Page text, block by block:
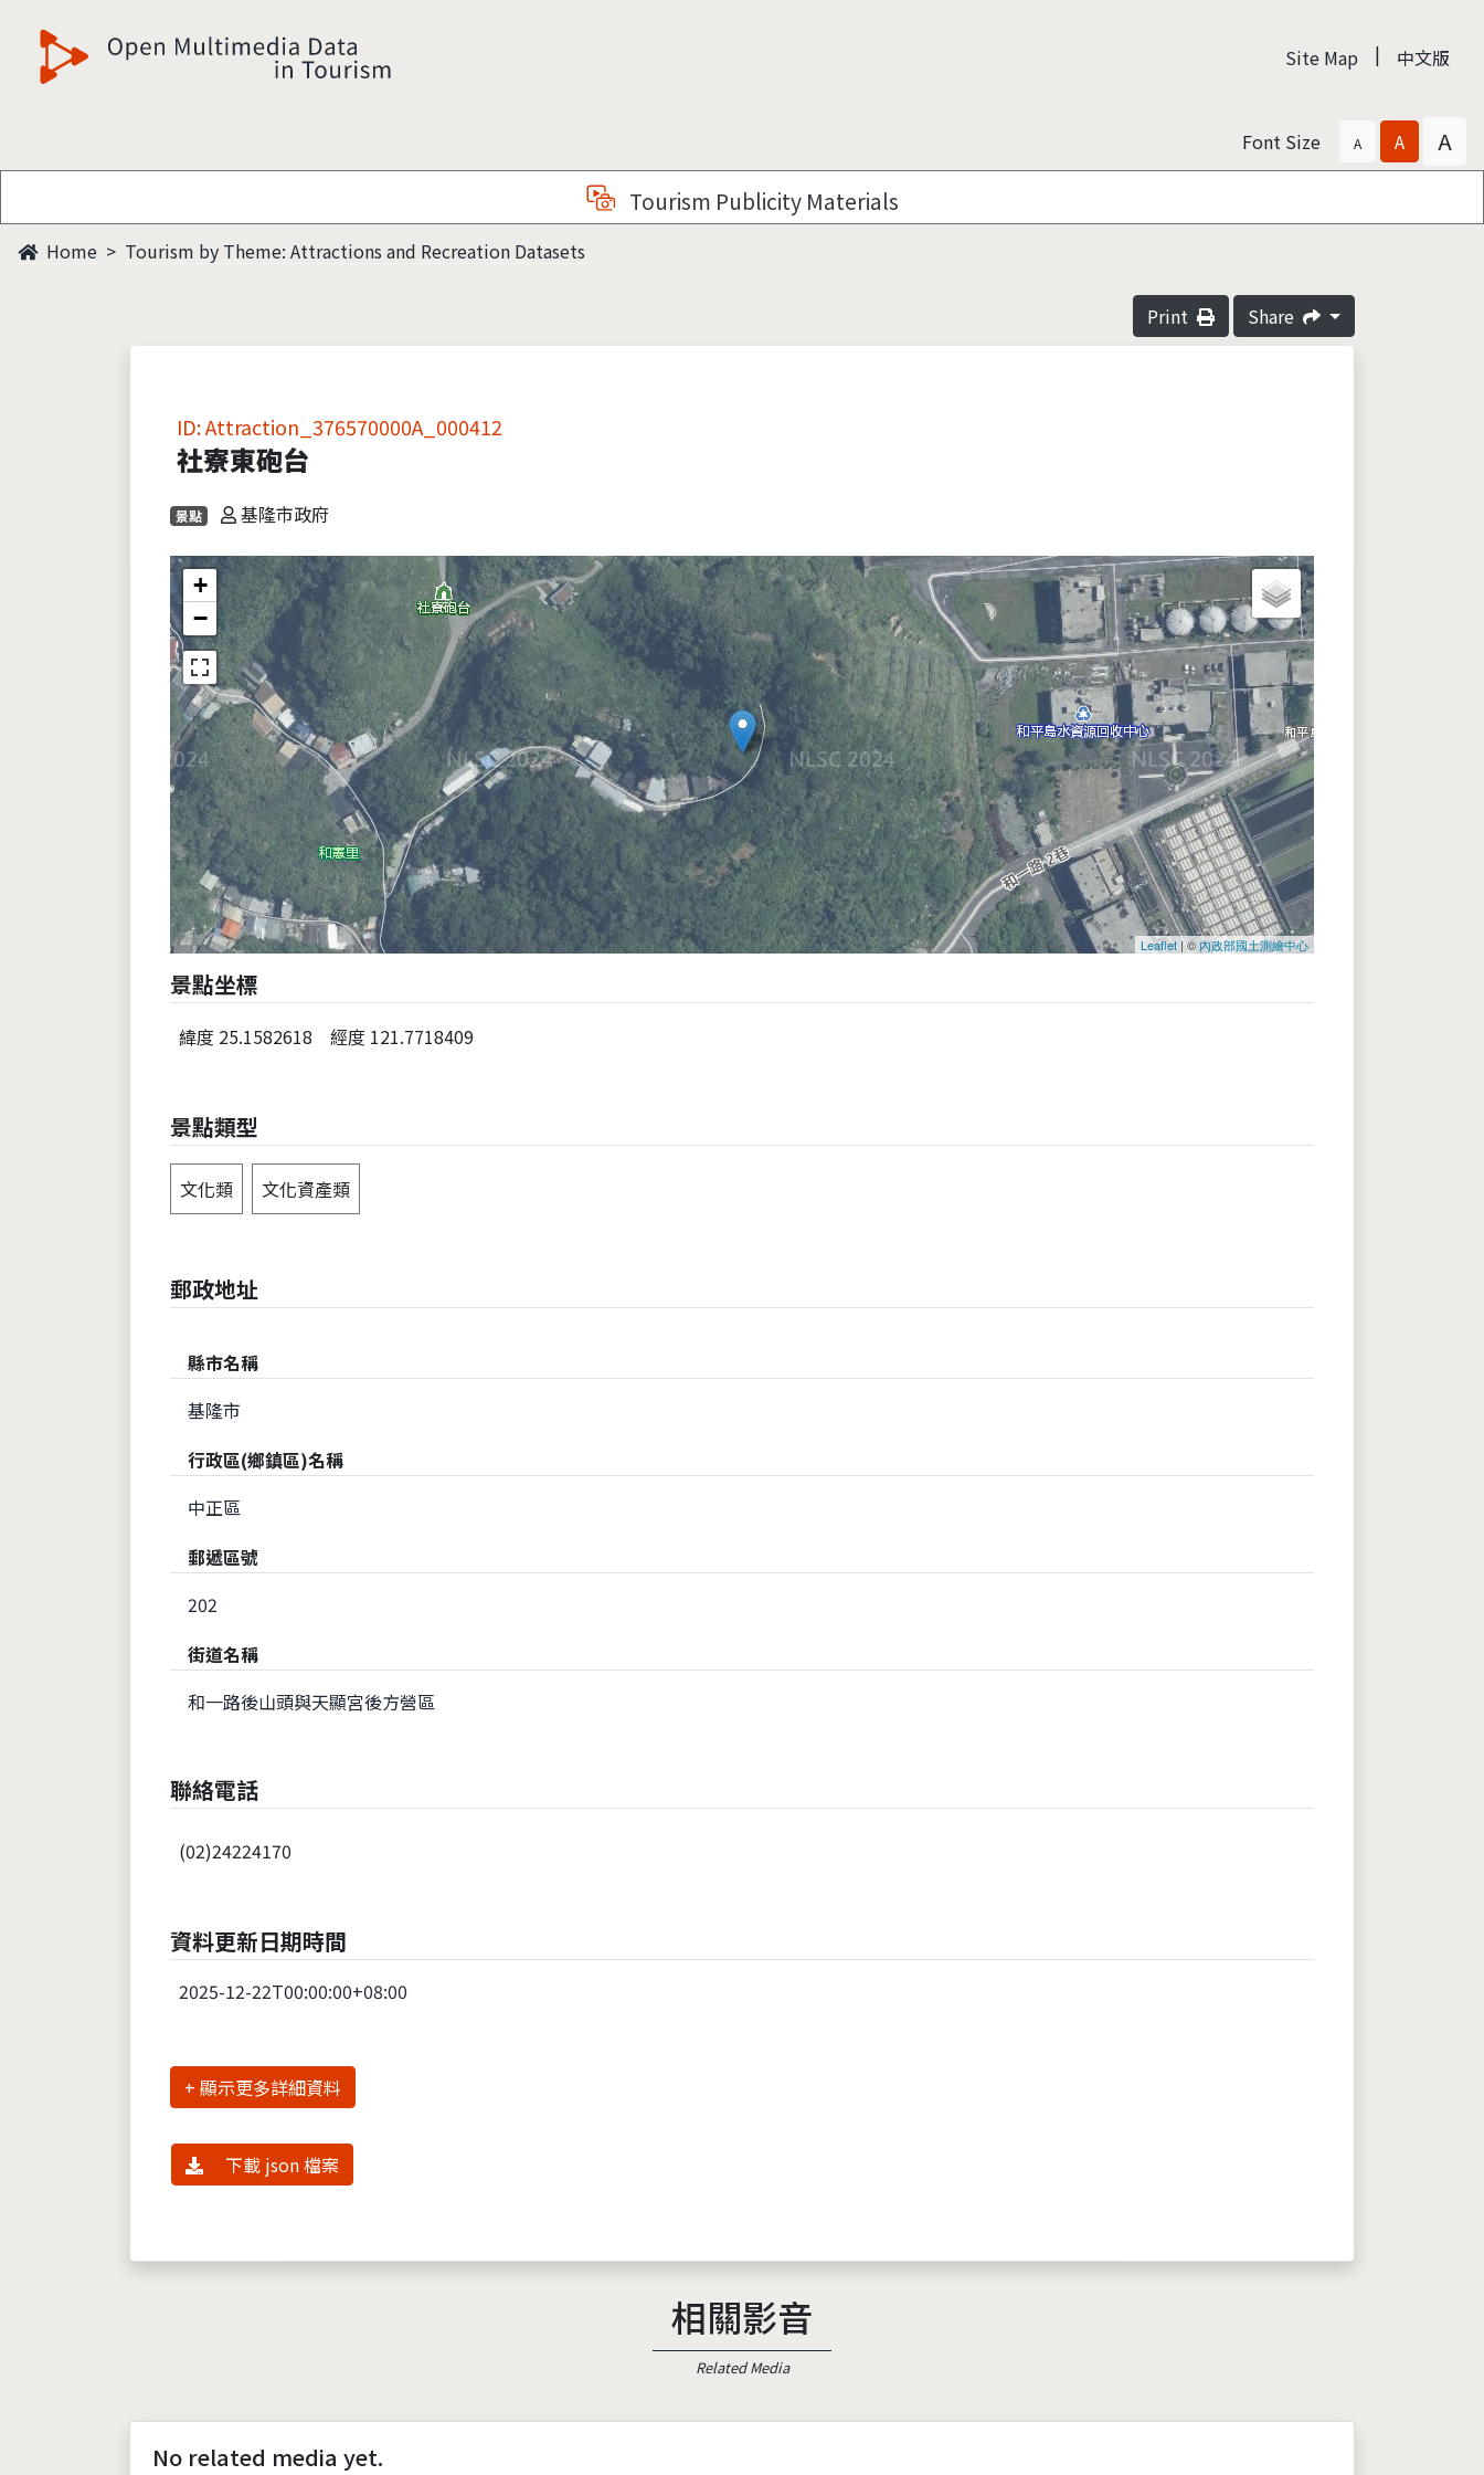
觀光多媒體開放資料 Site Map | 中文版
Font Size A A A
Tourism Publicity Materials
Home Tourism by Theme: Attractions and Recreation Datasets
Print Share
ID: Attraction_376570000A_000412
社寮東砲台
景點 基隆市政府
+
−
Leaflet| ©內政部國土測繪中心
景點坐標
緯度 25.1582618 經度 121.7718409
景點類型
文化類 文化資產類
郵政地址
縣市名稱
基隆市
行政區(鄉鎮區)名稱
中正區
郵遞區號
202
街道名稱
和一路後山頭與天顯宮後方營區
聯絡電話
(02)24224170
資料更新日期時間
2025-12-22T00:00:00+08:00
詳細資料
下載 json 檔案
相關影音
Related Media
No related media yet.